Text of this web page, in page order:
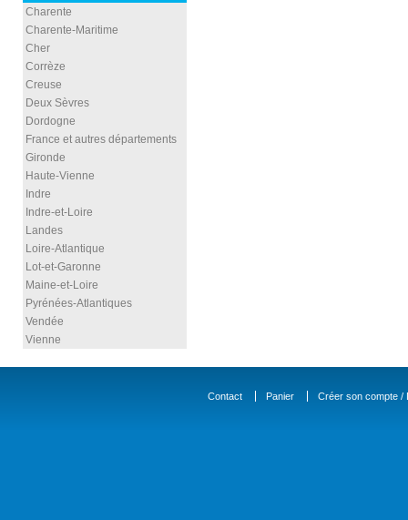
Charente
Charente-Maritime
Cher
Corrèze
Creuse
Deux Sèvres
Dordogne
France et autres départements
Gironde
Haute-Vienne
Indre
Indre-et-Loire
Landes
Loire-Atlantique
Lot-et-Garonne
Maine-et-Loire
Pyrénées-Atlantiques
Vendée
Vienne
Contact Panier Créer son compte /